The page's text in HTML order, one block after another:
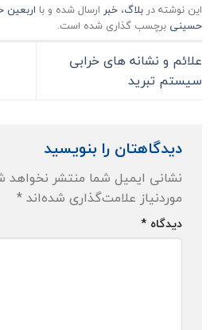
این نوشته دربلاگ، خبرارسال شده و با
حسینی برچسب گذاری شده است.
علائم و نشانه های خرابی
سیستم تبرید
دیدگاهتان را بنویسید
نشانی ایمیل شما منتشر نخواهد
موردنیاز علامت‌گذاری شده‌اند*
دیدگاه *